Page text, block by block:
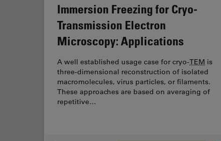
Immersion Freezing for Cryo-
Transmission Electron
Microscopy: Applications
A well established usage case for cryo-TEM is
three-dimensional reconstruction of isolated
macromolecules, virus particles, or filaments.
These approaches are based on averaging of
repetitive…